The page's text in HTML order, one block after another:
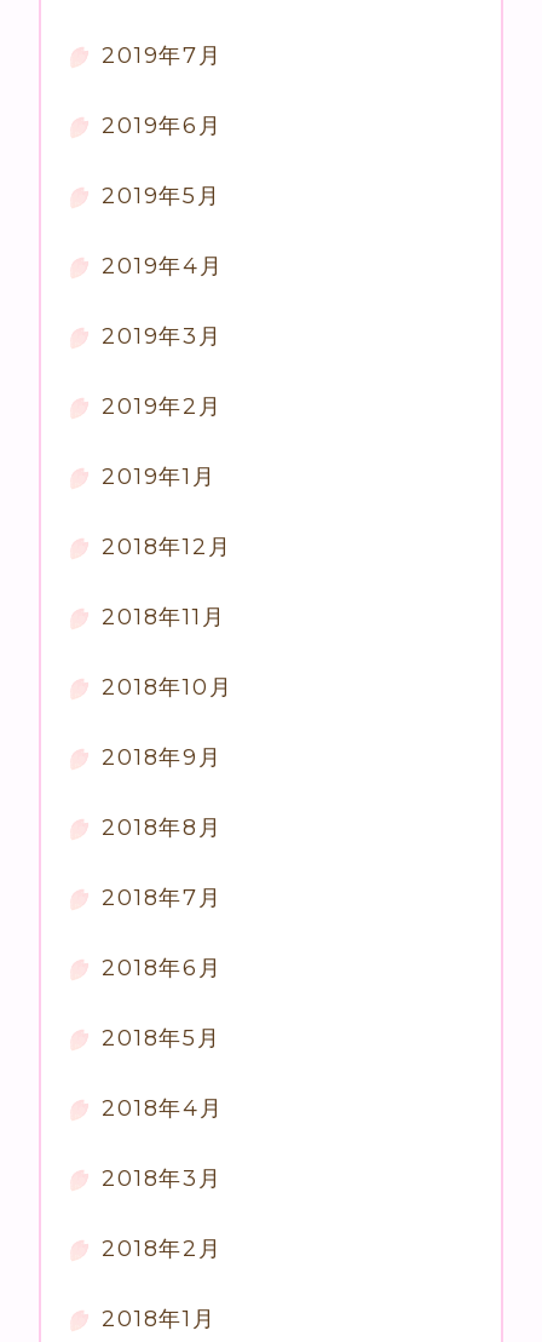
2019年7月
2019年6月
2019年5月
2019年4月
2019年3月
2019年2月
2019年1月
2018年12月
2018年11月
2018年10月
2018年9月
2018年8月
2018年7月
2018年6月
2018年5月
2018年4月
2018年3月
2018年2月
2018年1月